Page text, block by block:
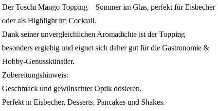
Der Toschi Mango Topping – Sommer im Glas, perfekt für Eisbecher
oder als Highlight im Cocktail.
Dank seiner unvergleichlichen Aromadichte ist der Topping
besonders ergiebig und eignet sich daher gut für die Gastronomie &
Hobby-Genusskünstler.
Zubereitungshinweis:
Geschmack und gewünschter Optik dosieren.
Perfekt in Eisbecher, Desserts, Pancakes und Shakes.